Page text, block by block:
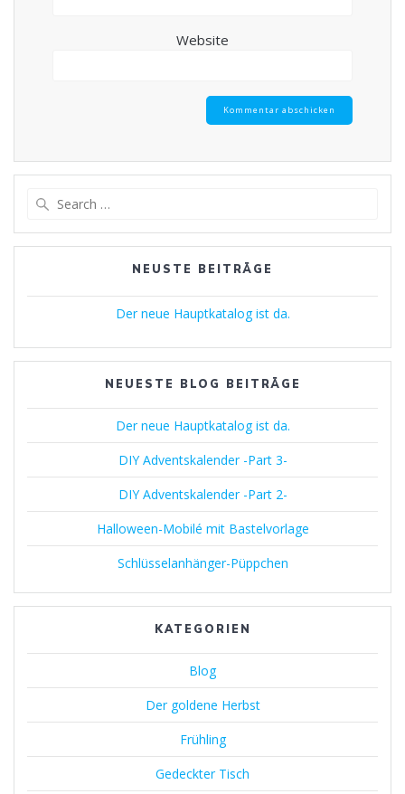
Website
NEUSTE BEITRÄGE
Der neue Hauptkatalog ist da.
NEUESTE BLOG BEITRÄGE
Der neue Hauptkatalog ist da.
DIY Adventskalender -Part 3-
DIY Adventskalender -Part 2-
Halloween-Mobilé mit Bastelvorlage
Schlüsselanhänger-Püppchen
KATEGORIEN
Blog
Der goldene Herbst
Frühling
Gedeckter Tisch